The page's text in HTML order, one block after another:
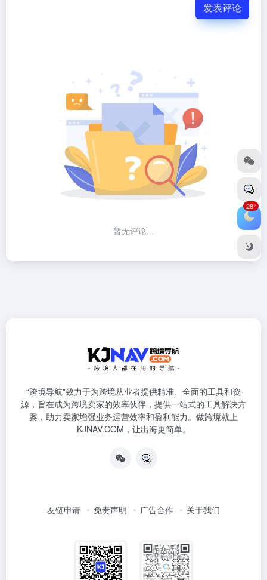
发表评论
暂无评论...
“跨境导航"致力于为跨境从业者提供精准、全面的工具和资
源，旨在成为跨境卖家的效率伙伴，提供一站式的工具解决方
案，助力卖家增强业务运营效率和盈利能力。做跨境就上
KJNAV.COM，让出海更简单。
友链申请 免责声明 广告合作 关于我们
28°